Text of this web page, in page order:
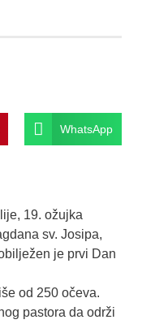
WhatsApp
19. ožujka
sv. Josipa,
je prvi Dan
od 250 očeva.
pastora da održi